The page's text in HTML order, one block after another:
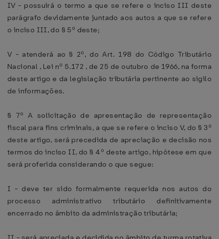
IV - possuirá o termo a que se refere o inciso III deste
parágrafo devidamente juntado aos autos a que se refere
o inciso III, do § 5º deste;
V - atenderá ao § 2º, do Art. 198 do Código Tributário
Nacional , Lei nº 5.172 , de 25 de outubro de 1966, na forma
deste artigo e da legislação tributária pertinente ao sigilo
de informações.
§ 7º A solicitação de apresentação de representação
fiscal para fins criminais, a que se refere o inciso V, do § 3º
deste artigo, será precedida de apreciação e decisão nos
termos do inciso II, do § 4º deste artigo, hipótese em que
será proferida considerando o que segue:
I - deve ter sido formalmente requerida nos autos do
processo administrativo tributário definitivamente
encerrado no âmbito da administração tributária;